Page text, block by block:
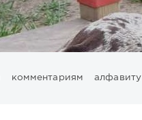
комментариям алфавиту